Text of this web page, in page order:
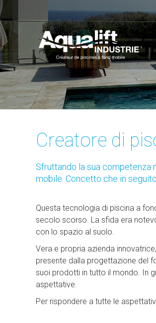
You are here:
Home
Creatore di
Sfruttando la sua competenza
mobile. Concetto che in
Questa tecnologia di piscina a
secolo scorso. La sfida era
con lo spazio al suolo.
Vera e propria azienda
presente dalla progettazione del
suoi prodotti in tutto il mondo. In
aspettative.
Per rispondere a tutte le